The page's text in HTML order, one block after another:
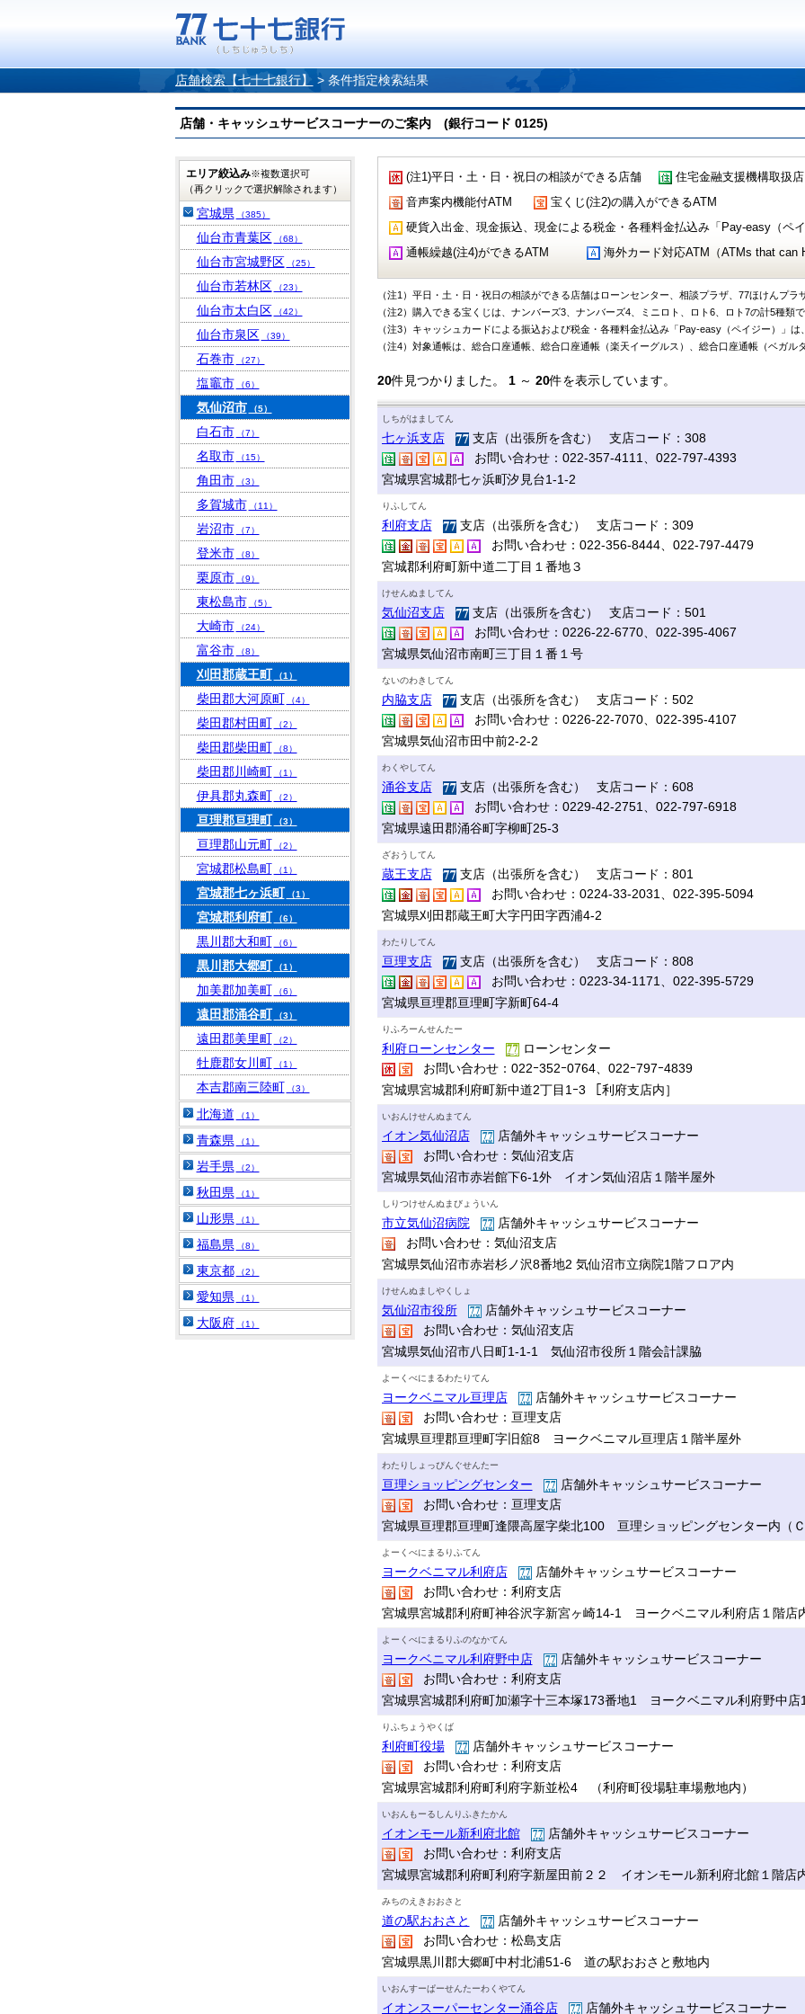
店舗検索【七十七銀行】 > 条件指定検索結果
店舗・キャッシュサービスコーナーのご案内 (銀行コード 0125)
(注1)平日・土・日・祝日の相談ができる店舗 住宅金融支援機構取扱店
音声案内機能付ATM
宝くじ(注2)の購入ができるATM
硬貨入出金、現金振込、現金による税金・各種料金払込み「Pay-easy（ペ
通帳繰越(注4)ができるATM
海外カード対応ATM（ATMs that can
（注1）平日・土・日・祝日の相談ができる店舗はローンセンター、相談プラザ、77ほけんプラ
（注2）購入できる宝くじは、ナンバーズ3、ナンバーズ4、ミニロト、ロト6、ロト7の計5種類で
（注3）キャッシュカードによる振込および税金・各種料金払込み「Pay-easy（ペイジー）」は
（注4）対象通帳は、総合口座通帳、総合口座通帳（楽天イーグルス）、総合口座通帳（ベガル
20件見つかりました。 1～ 20件を表示しています。
しちがはましてん
七ヶ浜支店
支店（出張所を含む） 支店コード：308
お問い合わせ：022-357-4111、022-797-4393
宮城県宮城郡七ヶ浜町汐見台1-1-2
りふしてん
利府支店
支店（出張所を含む） 支店コード：309
お問い合わせ：022-356-8444、022-797-4479
宮城郡利府町新中道二丁目１番地３
けせんぬましてん
気仙沼支店
支店（出張所を含む） 支店コード：501
お問い合わせ：0226-22-6770、022-395-4067
宮城県気仙沼市南町三丁目１番１号
ないのわきしてん
内脇支店
支店（出張所を含む） 支店コード：502
お問い合わせ：0226-22-7070、022-395-4107
宮城県気仙沼市田中前2-2-2
わくやしてん
涌谷支店
支店（出張所を含む） 支店コード：608
お問い合わせ：0229-42-2751、022-797-6918
宮城県遠田郡涌谷町字柳町25-3
ざおうしてん
蔵王支店
支店（出張所を含む） 支店コード：801
お問い合わせ：0224-33-2031、022-395-5094
宮城県刈田郡蔵王町大字円田字西浦4-2
わたりしてん
亘理支店
支店（出張所を含む） 支店コード：808
お問い合わせ：0223-34-1171、022-395-5729
宮城県亘理郡亘理町字新町64-4
りふろーんせんたー
利府ローンセンター
ローンセンター
お問い合わせ：022ｰ352ｰ0764、022ｰ797ｰ4839
宮城県宮城郡利府町新中道2丁目1ｰ3 ［利府支店内］
いおんけせんぬまてん
イオン気仙沼店
店舗外キャッシュサービスコーナー
お問い合わせ：気仙沼支店
宮城県気仙沼市赤岩館下6-1外 イオン気仙沼店１階半屋外
しりつけせんぬまびょういん
市立気仙沼病院
店舗外キャッシュサービスコーナー
お問い合わせ：気仙沼支店
宮城県気仙沼市赤岩杉ノ沢8番地2 気仙沼市立病院1階フロア内
けせんぬましやくしょ
気仙沼市役所
店舗外キャッシュサービスコーナー
お問い合わせ：気仙沼支店
宮城県気仙沼市八日町1-1-1 気仙沼市役所１階会計課脇
よーくべにまるわたりてん
ヨークベニマル亘理店
店舗外キャッシュサービスコーナー
お問い合わせ：亘理支店
宮城県亘理郡亘理町字旧舘8 ヨークベニマル亘理店１階半屋外
わたりしょっぴんぐせんたー
亘理ショッピングセンター
店舗外キャッシュサービスコーナー
お問い合わせ：亘理支店
宮城県亘理郡亘理町逢隈高屋字柴北100 亘理ショッピングセンター内（Ｃ
よーくべにまるりふてん
ヨークベニマル利府店
店舗外キャッシュサービスコーナー
お問い合わせ：利府支店
宮城県宮城郡利府町神谷沢字新宮ヶ崎14-1 ヨークベニマル利府店１階店
よーくべにまるりふのなかてん
ヨークベニマル利府野中店
店舗外キャッシュサービスコーナー
お問い合わせ：利府支店
宮城県宮城郡利府町加瀬字十三本塚173番地1 ヨークベニマル利府野中店
りふちょうやくば
利府町役場
店舗外キャッシュサービスコーナー
お問い合わせ：利府支店
宮城県宮城郡利府町利府字新並松4 （利府町役場駐車場敷地内）
いおんもーるしんりふきたかん
イオンモール新利府北館
店舗外キャッシュサービスコーナー
お問い合わせ：利府支店
宮城県宮城郡利府町利府字新屋田前２２ イオンモール新利府北館１階店
みちのえきおおさと
道の駅おおさと
店舗外キャッシュサービスコーナー
お問い合わせ：松島支店
宮城県黒川郡大郷町中村北浦51-6 道の駅おおさと敷地内
いおんすーぱーせんたーわくやてん
イオンスーパーセンター涌谷店 店舗外キャッシュサービスコーナー
エリア絞込み※複数選択可
（再クリックで選択解除されます）
宮城県 （385）
仙台市青葉区 （68）
仙台市宮城野区 （25）
仙台市若林区 （23）
仙台市太白区 （42）
仙台市泉区 （39）
石巻市 （27）
塩竈市 （6）
気仙沼市 （5）
白石市 （7）
名取市 （15）
角田市 （3）
多賀城市 （11）
岩沼市 （7）
登米市 （8）
栗原市 （9）
東松島市 （5）
大崎市 （24）
富谷市 （8）
刈田郡蔵王町 （1）
柴田郡大河原町 （4）
柴田郡村田町 （2）
柴田郡柴田町 （8）
柴田郡川崎町 （1）
伊具郡丸森町 （2）
亘理郡亘理町 （3）
亘理郡山元町 （2）
宮城郡松島町 （1）
宮城郡七ヶ浜町 （1）
宮城郡利府町 （6）
黒川郡大和町 （6）
黒川郡大郷町 （1）
加美郡加美町 （6）
遠田郡涌谷町 （3）
遠田郡美里町 （2）
牡鹿郡女川町 （1）
本吉郡南三陸町 （3）
北海道 （1）
青森県 （1）
岩手県 （2）
秋田県 （1）
山形県 （1）
福島県 （8）
東京都 （2）
愛知県 （1）
大阪府 （1）